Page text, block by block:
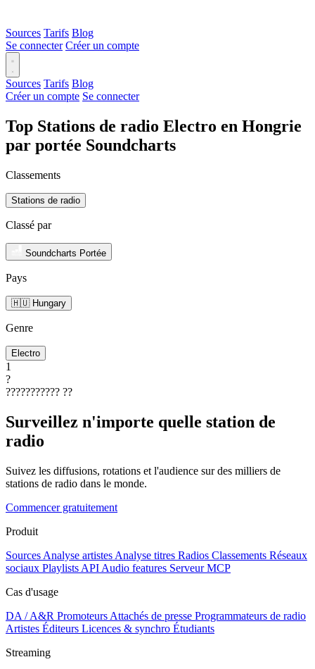
Sources Tarifs Blog
Se connecter Créer un compte
Sources Tarifs Blog
Créer un compte Se connecter
Top Stations de radio Electro en Hongrie
par portée Soundcharts
Classements
Stations de radio
Classé par
Soundcharts Portée
Pays
🇭🇺 Hungary
Genre
Electro
1
?
??????????? ??
Surveillez n'importe quelle station de
radio
Suivez les diffusions, rotations et l'audience sur des milliers de
stations de radio dans le monde.
Commencer gratuitement
Produit
Sources Analyse artistes Analyse titres Radios Classements Réseaux
sociaux Playlists API Audio features Serveur MCP
Cas d'usage
DA / A&R Promoteurs Attachés de presse Programmateurs de radio
Artistes Éditeurs Licences & synchro Étudiants
Streaming